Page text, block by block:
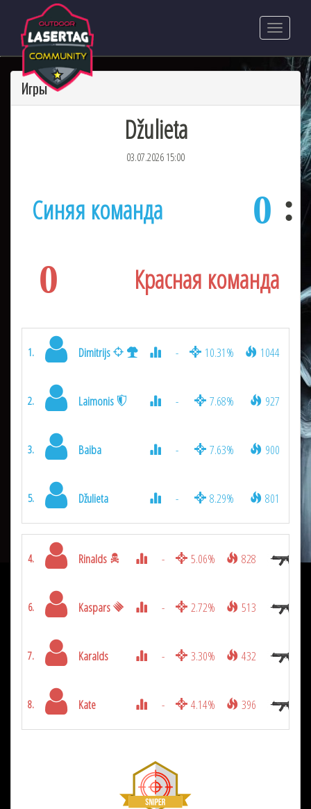
Игры
Džulieta
03.07.2026 15:00
0
Синяя команда
0 Красная команда
1. Dimitrijs - 10.31% 1044
2. Laimonis - 7.68% 927
3. Baiba - 7.63% 900
5. Džulieta - 8.29% 801
4. Rinalds - 5.06% 828
6. Kaspars - 2.72% 513
7. Karalds - 3.30% 432
8. Kate - 4.14% 396